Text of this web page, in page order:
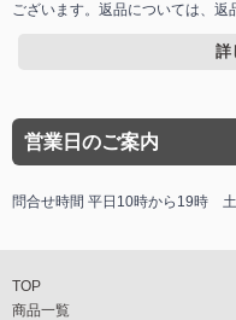
ございます。返品については、返
詳
営業日のご案内
問合せ時間 平日10時から19時
TOP
商品一覧